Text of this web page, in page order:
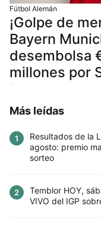
Fútbol Alemán
¡Golpe de
Bayern
desembolsa
millones por
Más leídas
1
Resultados de la
agosto: premio
sorteo
2
Temblor HOY,
VIVO del IGP